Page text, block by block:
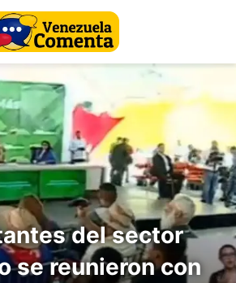
del sector
se reunieron con